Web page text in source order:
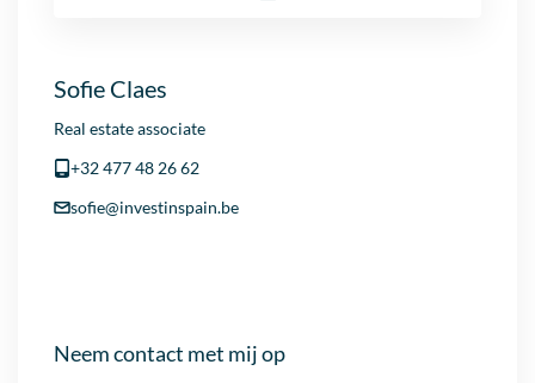
Sofie Claes
Real estate associate
+32 477 48 26 62
sofie@investinspain.be
Neem contact met mij op